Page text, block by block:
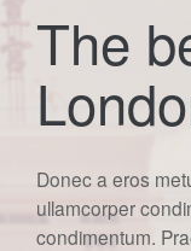
The
Donec a eros
ullamcorper
condimentum.